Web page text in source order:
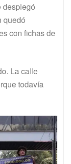
desplegó
quedó
con fichas de
La calle
todavía